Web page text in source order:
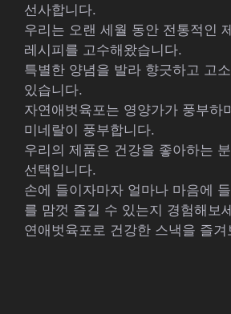
선사합니다.
우리는 오랜 세월 동안 전통적인
레시피를 고수해왔습니다.
특별한 양념을 발라 향긋하고 고
있습니다.
자연애벗육포는 영양가가 풍부하
미네랄이 풍부합니다.
우리의 제품은 건강을 좋아하는
선택입니다.
손에 들이자마자 얼마나 마음에
를 맘껏 즐길 수 있는지 경험해보
연애벗육포로 건강한 스낵을 즐겨